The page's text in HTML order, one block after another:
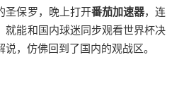
圣保罗，晚上打开番茄加速器，连
就能和国内球迷同步观看世界杯决
，仿佛回到了国内的观战区。